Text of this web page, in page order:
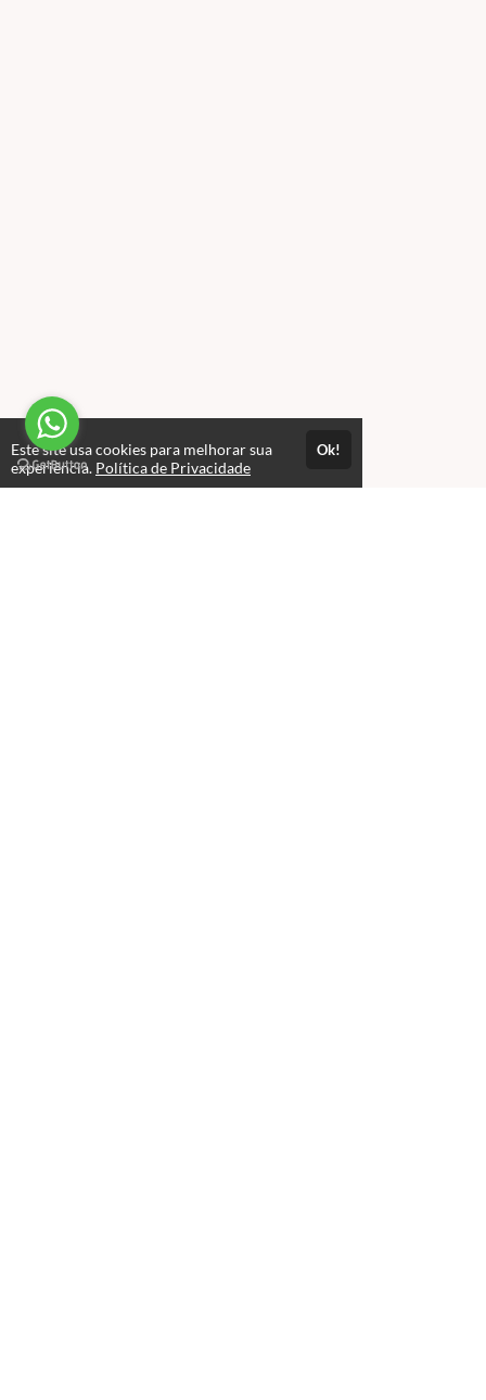
Este site usa cookies para melhorar sua
experiência. Política de Privacidade
Ok!